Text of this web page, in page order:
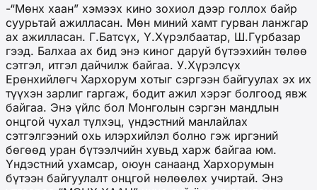
-“Мөнх хаан” хэмээх кино зохиол дээр голлох байр
суурьтай ажилласан. Мөн миний хамт гурван ланжгар
ах ажилласан. Г.Батсүх, Ү.Хүрэлбаатар, Ш.Гүрбазар
гээд. Балхаа ах бид энэ киног даруй бүтээхийн төлөө
сэтгэл, итгэл дайчилж байгаа. У.Хүрэлсүх
Ерөнхийлөгч Хархорум хотыг сэргээн байгуулах эх их
түүхэн зарлиг гаргаж, бодит ажил хэрэг болгоод явж
байгаа. Энэ үйлс бол Монголын сэргэн мандлын
онцгой чухал түлхэц, үндэстний манлайлах
сэтгэлгээний охь илэрхийлэл болно гэж иргэний
бөгөөд уран бүтээлчийн хувьд харж байгаа юм.
Үндэстний ухамсар, оюун санаанд Хархорумын
бүтээн байгуулалт онцгой нөлөөлөх учиртай. Энэ